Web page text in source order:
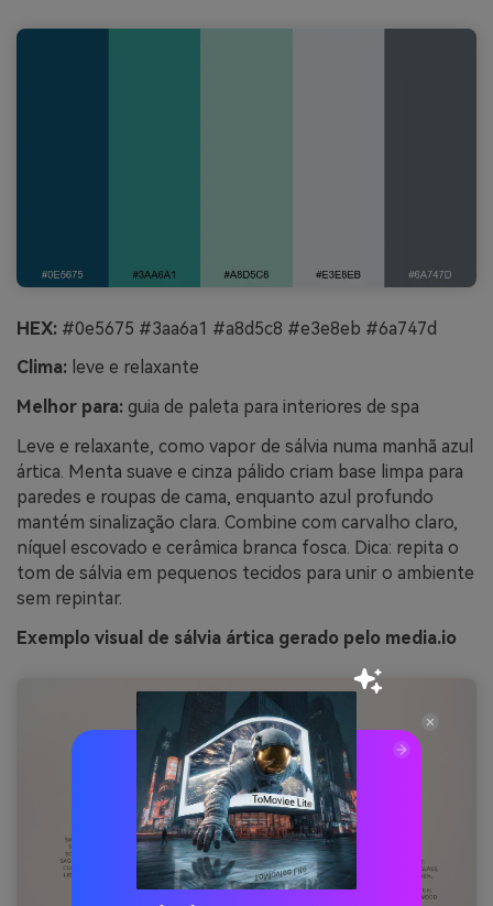
HEX: #0e5675 #3aa6a1 #a8d5c8 #e3e8eb #6a747d
Clima: leve e relaxante
Melhor para: guia de paleta para interiores de spa
Leve e relaxante, como vapor de sálvia numa manhã azul
ártica. Menta suave e cinza pálido criam base limpa para
paredes e roupas de cama, enquanto azul profundo
mantém sinalização clara. Combine com carvalho claro,
níquel escovado e cerâmica branca fosca. Dica: repita o
tom de sálvia em pequenos tecidos para unir o ambiente
sem repintar.
Exemplo visual de sálvia ártica gerado pelo media.io